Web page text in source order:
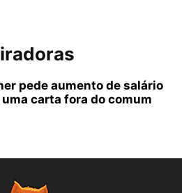
pede aumento de salário
carta fora do comum